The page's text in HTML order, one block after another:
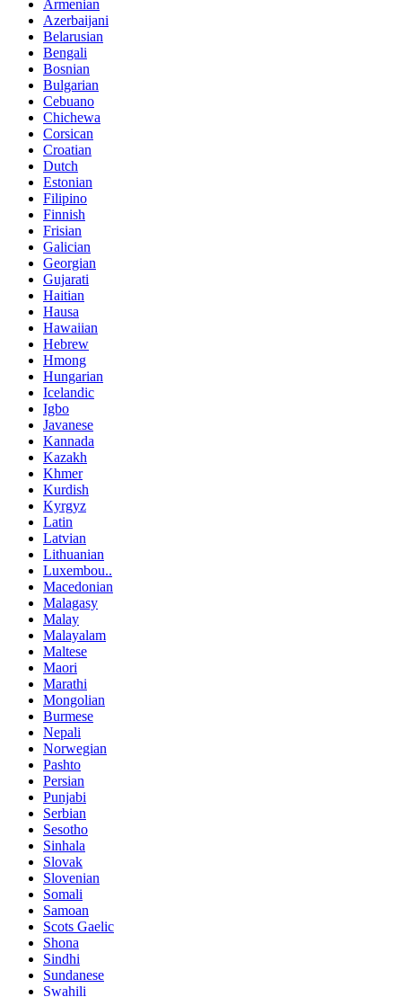
Armenian
Azerbaijani
Belarusian
Bengali
Bosnian
Bulgarian
Cebuano
Chichewa
Corsican
Croatian
Dutch
Estonian
Filipino
Finnish
Frisian
Galician
Georgian
Gujarati
Haitian
Hausa
Hawaiian
Hebrew
Hmong
Hungarian
Icelandic
Igbo
Javanese
Kannada
Kazakh
Khmer
Kurdish
Kyrgyz
Latin
Latvian
Lithuanian
Luxembou..
Macedonian
Malagasy
Malay
Malayalam
Maltese
Maori
Marathi
Mongolian
Burmese
Nepali
Norwegian
Pashto
Persian
Punjabi
Serbian
Sesotho
Sinhala
Slovak
Slovenian
Somali
Samoan
Scots Gaelic
Shona
Sindhi
Sundanese
Swahili